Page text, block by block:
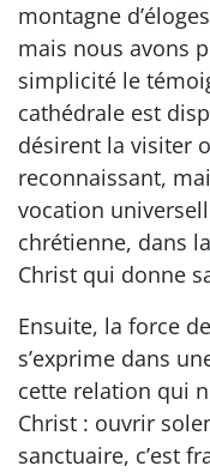
montagne
mais nous avons
simplicité le
cathédrale est
désirent la visiter
reconnaissant,
vocation
chrétienne, dans
Christ qui donne
Ensuite, la force
s’exprime dans
cette relation qui
Christ : ouvrir
sanctuaire, c’est